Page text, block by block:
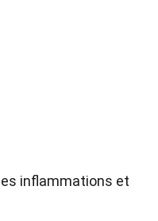
inflammations et